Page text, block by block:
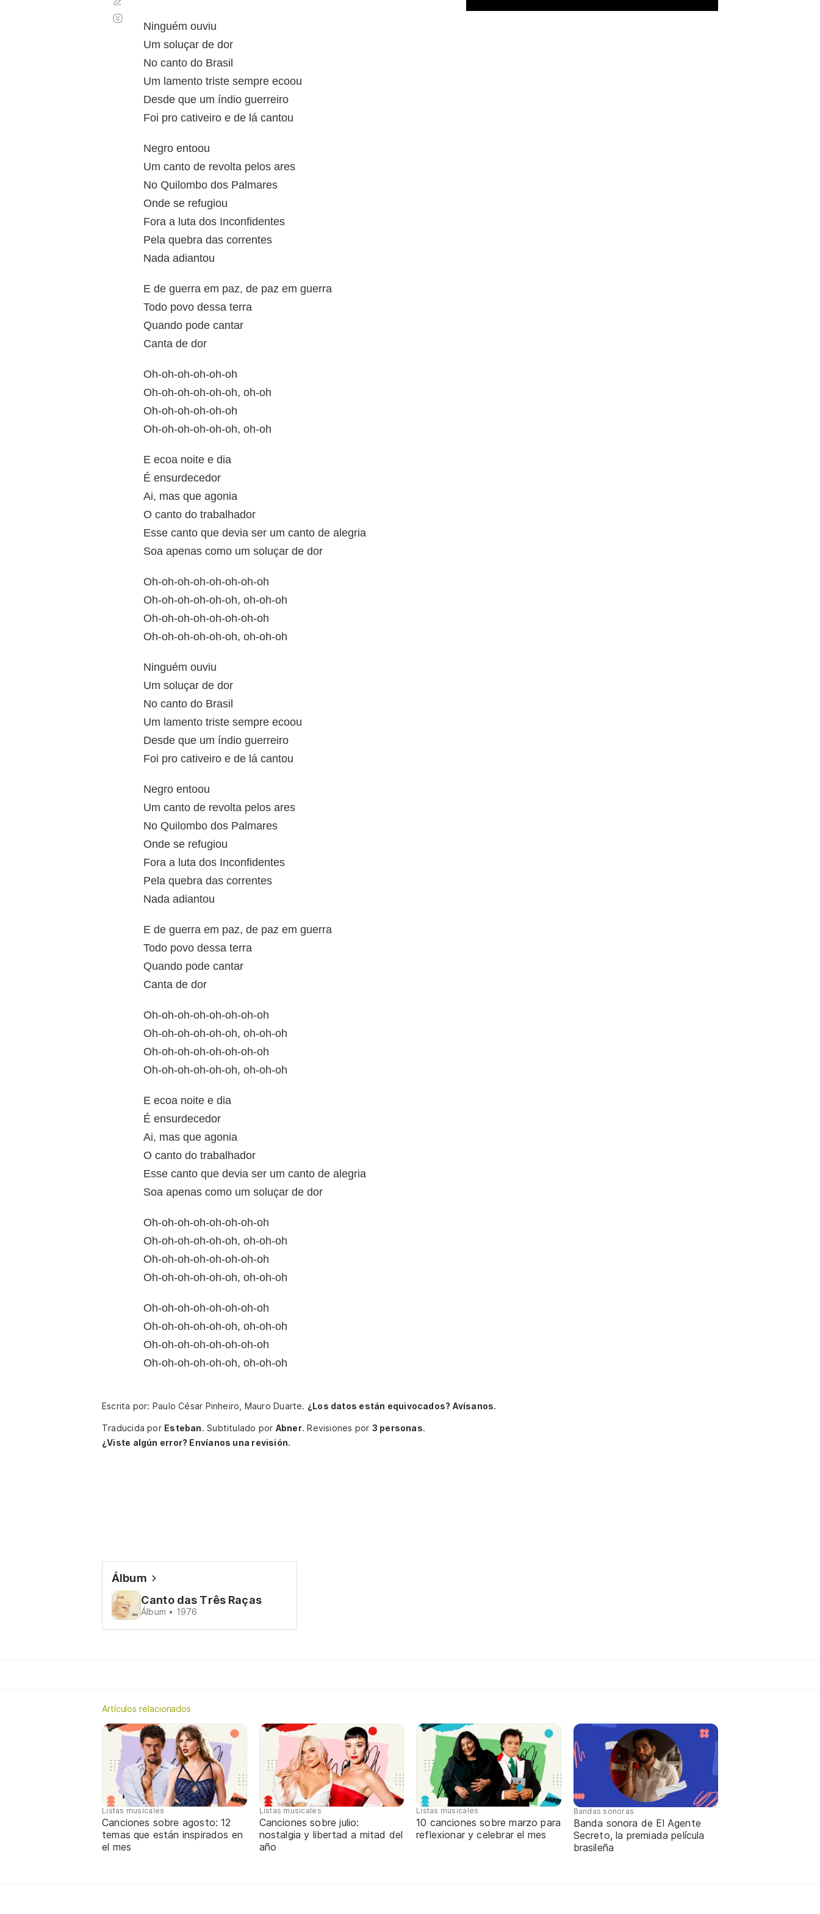
Ninguém ouviu
Um soluçar de dor
No canto do Brasil
Um lamento triste sempre ecoou
Desde que um índio guerreiro
Foi pro cativeiro e de lá cantou
Negro entoou
Um canto de revolta pelos ares
No Quilombo dos Palmares
Onde se refugiou
Fora a luta dos Inconfidentes
Pela quebra das correntes
Nada adiantou
E de guerra em paz, de paz em guerra
Todo povo dessa terra
Quando pode cantar
Canta de dor
Oh-oh-oh-oh-oh-oh
Oh-oh-oh-oh-oh-oh, oh-oh
Oh-oh-oh-oh-oh-oh
Oh-oh-oh-oh-oh-oh, oh-oh
E ecoa noite e dia
É ensurdecedor
Ai, mas que agonia
O canto do trabalhador
Esse canto que devia ser um canto de alegria
Soa apenas como um soluçar de dor
Oh-oh-oh-oh-oh-oh-oh-oh
Oh-oh-oh-oh-oh-oh, oh-oh-oh
Oh-oh-oh-oh-oh-oh-oh-oh
Oh-oh-oh-oh-oh-oh, oh-oh-oh
Ninguém ouviu
Um soluçar de dor
No canto do Brasil
Um lamento triste sempre ecoou
Desde que um índio guerreiro
Foi pro cativeiro e de lá cantou
Negro entoou
Um canto de revolta pelos ares
No Quilombo dos Palmares
Onde se refugiou
Fora a luta dos Inconfidentes
Pela quebra das correntes
Nada adiantou
E de guerra em paz, de paz em guerra
Todo povo dessa terra
Quando pode cantar
Canta de dor
Oh-oh-oh-oh-oh-oh-oh-oh
Oh-oh-oh-oh-oh-oh, oh-oh-oh
Oh-oh-oh-oh-oh-oh-oh-oh
Oh-oh-oh-oh-oh-oh, oh-oh-oh
E ecoa noite e dia
É ensurdecedor
Ai, mas que agonia
O canto do trabalhador
Esse canto que devia ser um canto de alegria
Soa apenas como um soluçar de dor
Oh-oh-oh-oh-oh-oh-oh-oh
Oh-oh-oh-oh-oh-oh, oh-oh-oh
Oh-oh-oh-oh-oh-oh-oh-oh
Oh-oh-oh-oh-oh-oh, oh-oh-oh
Oh-oh-oh-oh-oh-oh-oh-oh
Oh-oh-oh-oh-oh-oh, oh-oh-oh
Oh-oh-oh-oh-oh-oh-oh-oh
Oh-oh-oh-oh-oh-oh, oh-oh-oh
automático
Escrita por: Paulo César Pinheiro, Mauro Duarte. ¿Los datos están equivocados? Avísanos.
Traducida por Esteban. Subtitulado por Abner.Revisiones por 3 personas.
¿Viste algún error? Envíanos una revisión.
Álbum
Canto das Três Raças
Álbum • 1976
Artículos relacionados
Listas musicales
Canciones sobre agosto: 12
temas que están inspirados en
el mes
Listas musicales
Canciones sobre julio:
nostalgia y libertad a mitad del
año
Listas musicales
10 canciones sobre marzo para
reflexionar y celebrar el mes
Bandas sonoras
Banda sonora de El Agente
Secreto, la premiada película
brasileña